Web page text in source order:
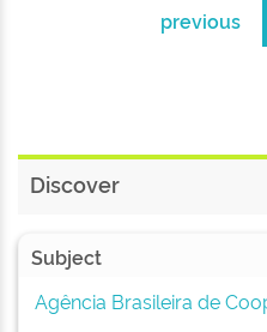
previous
Discover
Subject
Agência Brasileira de